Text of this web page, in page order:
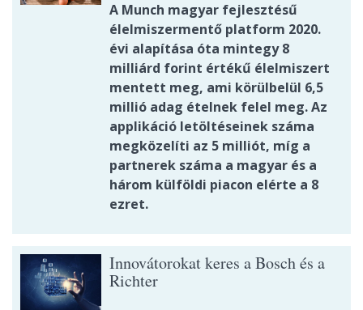
A Munch magyar fejlesztésű
élelmiszermentő platform 2020.
évi alapítása óta mintegy 8
milliárd forint értékű élelmiszert
mentett meg, ami körülbelül 6,5
millió adag ételnek felel meg. Az
applikáció letöltéseinek száma
megközelíti az 5 milliót, míg a
partnerek száma a magyar és a
három külföldi piacon elérte a 8
ezret.
Innovátorokat keres a Bosch és a
Richter